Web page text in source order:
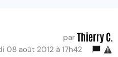
par Thierry C.
08 août 2012 à 17h42